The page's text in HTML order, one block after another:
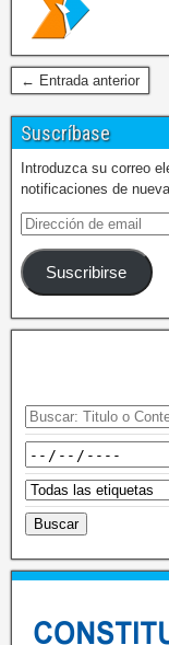
← Entrada anterior
Suscríbase
Introduzca su correo
notificaciones de
Suscribirse